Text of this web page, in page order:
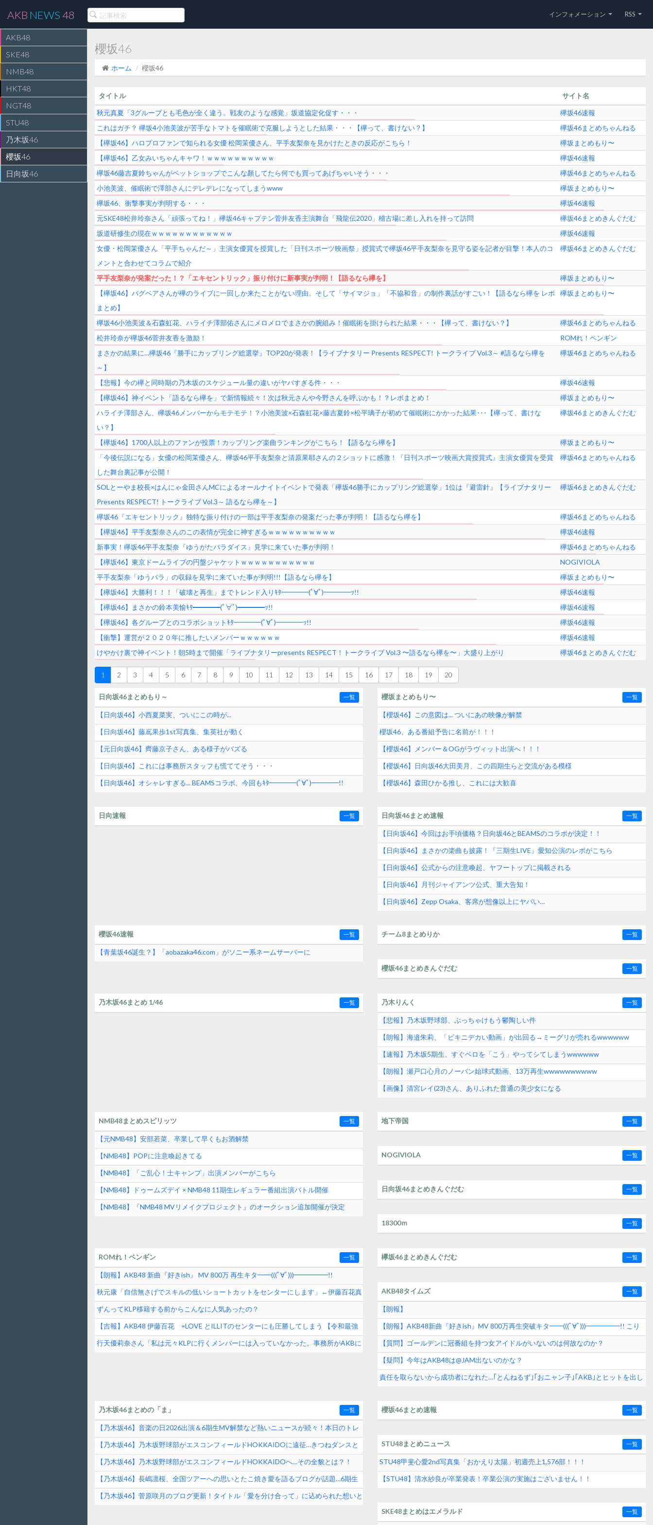
AKB NEWS 48 インフォメーション RSS
AKB48
SKE48
NMB48
HKT48
NGT48
STU48
乃木坂46
櫻坂46
日向坂46
櫻坂46
ホーム 櫻坂46
タイトル サイト名
秋元真夏「3グループとも毛色が全く違う。戦友のような感覚」坂道協定化促す・・・
欅坂46速報
これはガチ？ 欅坂4小池美波が苦手なトマトを催眠術で克服しようとした結果・・・【欅って、書けない？】
欅坂46まとめちゃんねる
【欅坂46】ハロプロファンで知られる女優 松岡茉優さん、平手友梨奈を見かけたときの反応がこちら！
欅坂まとめもり〜
【欅坂46】乙女みいちゃんキャワ！ｗｗｗｗｗｗｗｗｗｗ
欅坂46速報
欅坂46藤吉夏鈴ちゃんがペットショップでこんな顏してたら何でも買ってあげちゃいそう・・・
欅坂46まとめちゃんねる
小池美波、催眠術で澤部さんにデレデレになってしまうwww
欅坂まとめもり〜
欅坂46、衝撃事実が判明する・・・
欅坂46速報
元SKE48松井玲奈さん「頑張ってね！」欅坂46キャプテン菅井友香主演舞台「飛龍伝2020」稽古場に差し入れを持って訪問
欅坂46まとめきんぐだむ
坂道研修生の現在ｗｗｗｗｗｗｗｗｗｗｗｗ
欅坂46速報
女優・松岡茉優さん「平手ちゃんだ～」主演女優賞を授賞した「日刊スポーツ映画祭」授賞式で欅坂46平手友梨奈を見守る姿を記者が目撃！本人のコ
メントと合わせてコラムで紹介
欅坂46まとめきんぐだむ
平手友梨奈が発案だった！？「エキセントリック」振り付けに新事実が判明！【語るなら欅を】
欅坂まとめもり〜
【欅坂46】バグベアさんが欅のライブに一回しか来たことがない理由。そして「サイマジョ」「不協和音」の制作裏話がすごい！【語るなら欅を レポ
まとめ】
欅坂まとめもり〜
欅坂46小池美波＆石森虹花、ハライチ澤部佑さんにメロメロでまさかの腕組み！催眠術を掛けられた結果・・・【欅って、書けない？】
欅坂46まとめちゃんねる
松井玲奈が欅坂46菅井友香を激励！
ROMれ！ペンギン
まさかの結果に…欅坂46『勝手にカップリング総選挙』TOP20が発表！【ライブナタリー Presents RESPECT! トークライブ Vol.3～ #語るなら欅を
～】
欅坂46まとめちゃんねる
【悲報】今の欅と同時期の乃木坂のスケジュール量の違いがヤバすぎる件・・・
欅坂46速報
【欅坂46】神イベント「語るなら欅を」で新情報続々！次は秋元さんや今野さんを呼ぶかも！？レポまとめ！
欅坂まとめもり〜
ハライチ澤部さん、欅坂46メンバーからモテモテ！？小池美波×石森虹花×藤吉夏鈴×松平璃子が初めて催眠術にかかった結果･･･【欅って、書けな
い？】
欅坂46まとめきんぐだむ
【欅坂46】1700人以上のファンが投票！カップリング楽曲ランキングがこちら！【語るなら欅を】
欅坂まとめもり〜
「今後伝説になる」女優の松岡茉優さん、欅坂46平手友梨奈と清原果耶さんの２ショットに感激！『日刊スポーツ映画大賞授賞式』主演女優賞を受賞
した舞台裏記事が公開！
欅坂46まとめちゃんねる
SOLとーやま校長×はんにゃ金田さんMCによるオールナイトイベントで発表「欅坂46勝手にカップリング総選挙」1位は『避雷針』【ライブナタリー
Presents RESPECT! トークライブ Vol.3～ 語るなら欅を～】
欅坂46まとめきんぐだむ
欅坂46『エキセントリック』独特な振り付けの一部は平手友梨奈の発案だった事が判明！【語るなら欅を】
欅坂46まとめちゃんねる
【欅坂46】平手友梨奈さんのこの表情が完全に神すぎるｗｗｗｗｗｗｗｗｗｗ
欅坂46速報
新事実！欅坂46平手友梨奈『ゆうがたパラダイス』見学に来ていた事が判明！
欅坂46まとめちゃんねる
【欅坂46】東京ドームライブの円盤ジャケットｗｗｗｗｗｗｗｗｗｗｗ
NOGIVIOLA
平手友梨奈「ゆうパラ」の収録を見学に来ていた事が判明!!!【語るなら欅を】
欅坂まとめもり〜
【欅坂46】大勝利！！！「破壊と再生」までトレンド入りｷﾀ━━━━(ﾟ∀ﾟ)━━━━ｯ!!
欅坂46速報
【欅坂46】まさかの鈴本美愉ｷﾀ━━━━(ﾟ∀ﾟ)━━━━ｯ!!
欅坂46速報
【欅坂46】各グループとのコラボショットｷﾀ━━━━(ﾟ∀ﾟ)━━━━ｯ!!
欅坂46速報
【衝撃】運営が２０２０年に推したいメンバーｗｗｗｗｗｗ
欅坂46速報
けやかけ裏で神イベント！朝5時まで開催「ライブナタリーpresents RESPECT！トークライブ Vol.3 〜語るなら欅を〜」大盛り上がり
欅坂46まとめきんぐだむ
1 2 3 4 5 6 7 8 9 10 11 12 13 14 15 16 17 18 19 20
日向坂46まとめもり～ 一覧
【日向坂46】小西夏菜実、ついにこの時が...
【日向坂46】藤嶌果歩1st写真集、集英社が動く
【元日向坂46】齊藤京子さん、ある様子がバズる
【日向坂46】これには事務所スタッフも慌ててそう・・・
【日向坂46】オシャレすぎる... BEAMSコラボ、今回もｷﾀ━━━━(ﾟ∀ﾟ)━━━━!!
櫻坂まとめもり〜 一覧
【櫻坂46】この意図は... ついにあの映像が解禁
櫻坂46、ある番組予告に名前が！！！
【櫻坂46】メンバー＆OGがラヴィット出演へ！！！
【櫻坂46】日向坂46大田美月、この四期生らと交流がある模様
【櫻坂46】森田ひかる推し、これには大歓喜
日向速報 一覧 日向坂46まとめ速報 一覧
【日向坂46】今回はお手頃価格？日向坂46とBEAMSのコラボが決定！！
【日向坂46】まさかの楽曲も披露！『三期生LIVE』愛知公演のレポがこちら
【日向坂46】公式からの注意喚起、ヤフートップに掲載される
【日向坂46】月刊ジャイアンツ公式、重大告知！
【日向坂46】Zepp Osaka、客席が想像以上にヤバい…
櫻坂46速報 一覧
【青葉坂46誕生？】「aobazaka46.com」がソニー系ネームサーバーに
チーム8まとめりか 一覧
櫻坂46まとめきんぐだむ 一覧
乃木坂46まとめ 1/46 一覧 乃木りんく 一覧
【悲報】乃木坂野球部、ぶっちゃけもう鬱陶しい件
【朗報】海邉朱莉、「ビキニデカい動画」が出回る→ミーグリが売れるwwwwww
【速報】乃木坂5期生、すぐベロを「こう」やってシてしまうwwwwww
【朗報】瀬戸口心月のノーバン始球式動画、13万再生wwwwwwwwww
【画像】清宮レイ(23)さん、ありふれた普通の美少女になる
NMB48まとめスピリッツ 一覧
【元NMB48】安部若菜、卒業して早くもお酒解禁
【NMB48】POPに注意喚起きてる
【NMB48】「ご乱心！士キャンプ」出演メンバーがこちら
【NMB48】ドゥームズデイ × NMB48 11期生レギュラー番組出演バトル開催
【NMB48】『NMB48 MVリメイクプロジェクト』のオークション追加開催が決定
地下帝国 一覧
NOGIVIOLA 一覧
日向坂46まとめきんぐだむ 一覧
18300ｍ 一覧
ROMれ！ペンギン 一覧
【朗報】AKB48 新曲『好きish』 MV 800万 再生キタ━━(((ﾟ∀ﾟ)))━━━━━!!
秋元康「自信無さげでスキルの低いショートカットをセンターにします」←伊藤百花真
逆じゃね？
ずんってKLP移籍する前からこんなに人気あったの？
【吉報】AKB48 伊藤百花 =LOVE とILLITのセンターにも圧勝してしまう 【令和最強
女性アイドル】
行天優莉奈さん「私は元々KLPに行くメンバーには入っていなかった。事務所がAKBに
欅坂46まとめきんぐだむ 一覧
AKB48タイムズ 一覧
【朗報】
【朗報】AKB48新曲『好きish』MV 800万再生突破キタ━━(((ﾟ∀ﾟ)))━━━━━!! こり
ゃ発売前に1000万いきそうだな！【AKB48 68thシングル】
【質問】ゴールデンに冠番組を持つ女アイドルがいないのは何故なのか？
【疑問】今年はAKB48は@JAM出ないのかな？
責任を取らないから成功者になれた…｢とんねるず｣｢おニャン子｣｢AKB｣とヒットを出し
乃木坂46まとめの「ま」 一覧
【乃木坂46】音楽の日2026出演＆6期生MV解禁など熱いニュースが続々！本日のトレ
ンド速報
【乃木坂46】乃木坂野球部がエスコンフィールドHOKKAIDOに遠征…きつねダンスと
ファーストピッチの裏側とは？！
【乃木坂46】乃木坂野球部がエスコンフィールドHOKKAIDOへ…その全貌とは？！
【乃木坂46】長嶋凛桜、全国ツアーへの思いとたこ焼き愛を語るブログが話題…6期生
の素顔に迫る！
【乃木坂46】菅原咲月のブログ更新！タイトル「愛を分け合って」に込められた想いと
櫻坂46まとめ速報 一覧
STU48まとめニュース 一覧
STU48甲斐心愛2nd写真集「おかえり太陽」初週売上1,576部！！！
【STU48】清水紗良が卒業発表！卒業公演の実施はございません！！
SKE48まとめはエメラルド 一覧